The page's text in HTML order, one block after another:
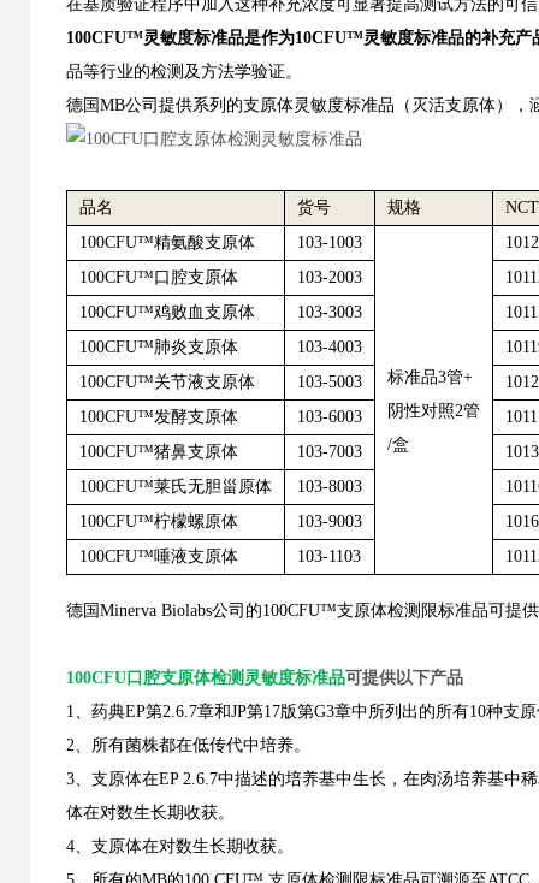
在基质验证程序中加入这种补充浓度可显著提高测试方法的可
100CFU™灵敏度标准品是作为10CFU™灵敏度标准品的补充产
品等行业的检测 及方法学验证。
德国 MB公司提供系列的支原体灵敏度标准品（灭活支原体），
品名 货号 规格
100CFU™精氨酸支原体 103-1003
标准品3管+
阴性对照2管
/盒
100CFU™口腔支原体
103-2003
100CFU™鸡败血支原体
103-3003
100CFU™肺炎支原体
103-4003
100CFU™关节液支原体
103-5003
100CFU™发酵支原体
103-6003
100CFU™猪鼻支原体
103-7003
100CFU™莱氏无胆甾原体
103-8003
100CFU™柠檬螺原体
103-9003
100CFU™唾液支原体
103-1103
德国 Minerva Biolabs公司的100CFU™支原体检测限标准品可提供
100CFU口腔支原体检测灵敏度标准品可提供以下产品
1、 药典EP第2.6.7章和JP第17版第G3章中所列出的所有10种支
2、所有菌株都在低传代中培养。
3、支原体在EP 2.6.7中描述的培养基中生长，在肉汤培养基中
体在对数生长期收获。
4、 支原体在对数生长期收获。